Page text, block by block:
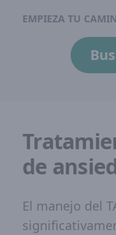
EMPIEZA TU
de
El manejo del